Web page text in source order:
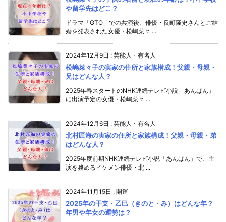
や留学先はどこ？
ドラマ「GTO」での共演後、俳優・反町隆史さんとご結
婚を発表された女優・松嶋菜々 ...
2024年12月9日 : 芸能人・有名人
松嶋菜々子の実家の住所と家族構成！父親・母親・
兄はどんな人？
2025年春スタートのNHK連続テレビ小説「あんぱん」
に出演予定の女優・松嶋菜々 ...
2024年12月6日 : 芸能人・有名人
北村匠海の実家の住所と家族構成！父親・母親・弟
はどんな人？
2025年度前期NHK連続テレビ小説「あんぱん」で、主
演を務めるイケメン俳優・北 ...
2024年11月15日 : 開運
2025年の干支・乙巳（きのと・み）はどんな年？
年男や年女の運勢は？